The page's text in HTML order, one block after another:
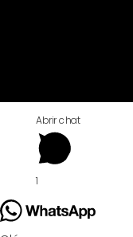
Abrir chat
1